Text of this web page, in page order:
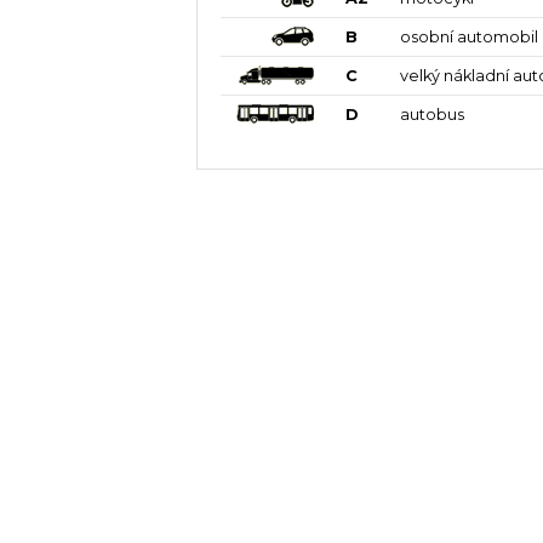
B osobní automobil
C velký nákladní
D autobus